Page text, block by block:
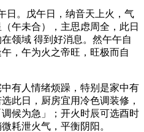
日。戊午日，纳音天上火，气
午未合），主思虑周全，此日
领域 得到好消息。然午午自
，午为火之帝旺，旺极而自
有人情绪烦躁，特别是家中有
此日，厨房宜用冷色调装修，
候为急」；开火时辰可选酉时
耗泄火气，平衡阴阳。